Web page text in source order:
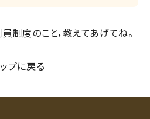
制度のこと，教えてあげてね。
ップに戻る